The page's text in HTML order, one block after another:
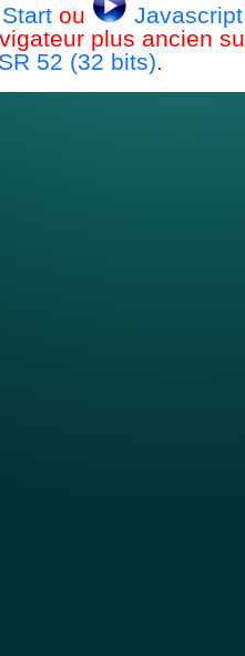
ou Javascript
plus ancien
52 (32 bits).